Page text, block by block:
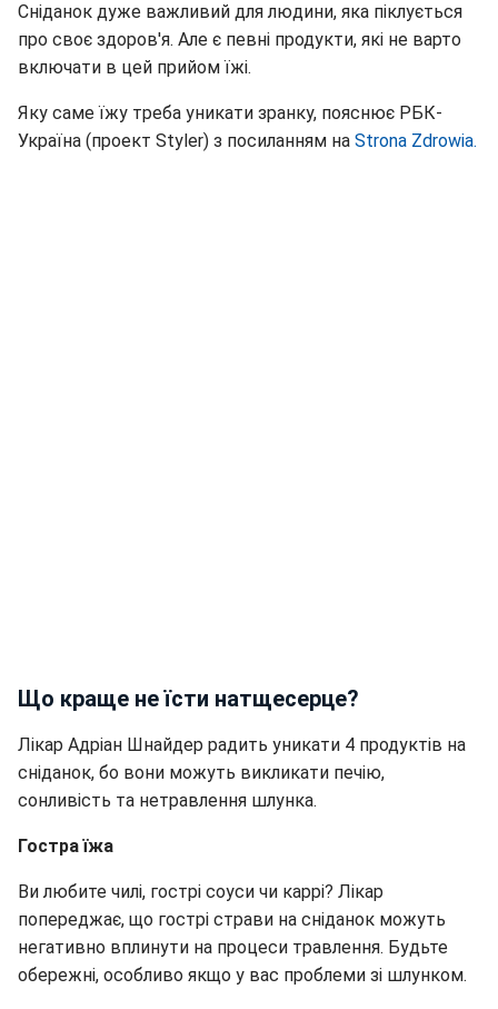
Сніданок дуже важливий для людини, яка піклується
про своє здоров'я. Але є певні продукти, які не варто
включати в цей прийом їжі.
Яку саме їжу треба уникати зранку, пояснює РБК-
Україна (проект Styler) з посиланням на Strona Zdrowia.
Що краще не їсти натщесерце?
Лікар Адріан Шнайдер радить уникати 4 продуктів на
сніданок, бо вони можуть викликати печію,
сонливість та нетравлення шлунка.
Гостра їжа
Ви любите чилі, гострі соуси чи каррі? Лікар
попереджає, що гострі страви на сніданок можуть
негативно вплинути на процеси травлення. Будьте
обережні, особливо якщо у вас проблеми зі шлунком.